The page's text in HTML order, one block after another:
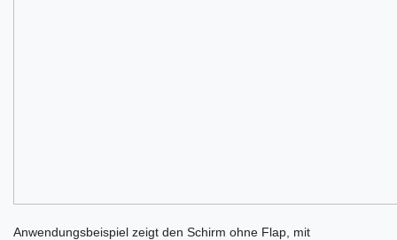
Anwendungsbeispiel zeigt den Schirm ohne Flap, mit